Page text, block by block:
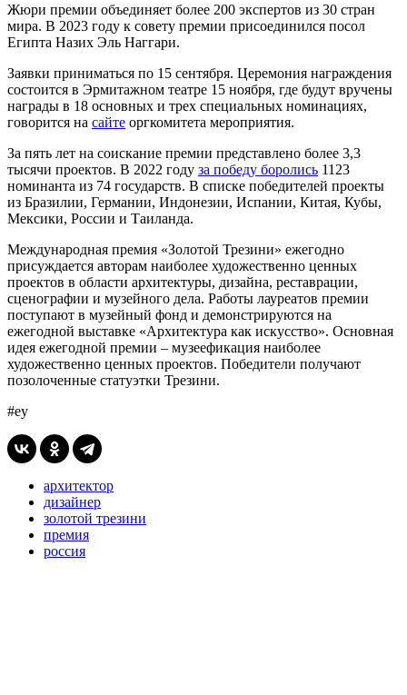
Жюри премии объединяет более 200 экспертов из 30 стран
мира. В 2023 году к совету премии присоединился посол
Египта Назих Эль Наггари.
Заявки приниматься по 15 сентября. Церемония награждения
состоится в Эрмитажном театре 15 ноября, где будут вручены
награды в 18 основных и трех специальных номинациях,
говорится на сайте оргкомитета мероприятия.
За пять лет на соискание премии представлено более 3,3
тысячи проектов. В 2022 году за победу боролись 1123
номинанта из 74 государств. В списке победителей проекты
из Бразилии, Германии, Индонезии, Испании, Китая, Кубы,
Мексики, России и Таиланда.
Международная премия «Золотой Трезини» ежегодно
присуждается авторам наиболее художественно ценных
проектов в области архитектуры, дизайна, реставрации,
сценографии и музейного дела. Работы лауреатов премии
поступают в музейный фонд и демонстрируются на
ежегодной выставке «Архитектура как искусство». Основная
идея ежегодной премии – музеефикация наиболее
художественно ценных проектов. Победители получают
позолоченные статуэтки Трезини.
#еу
архитектор
дизайнер
золотой трезини
премия
россия